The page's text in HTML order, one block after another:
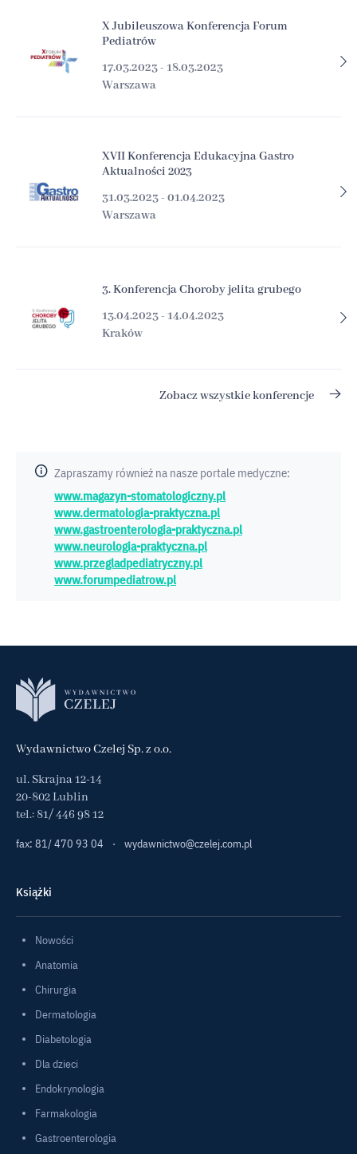
X Jubileuszowa Konferencja Forum
Pediatrów
17.03.2023 - 18.03.2023
Warszawa
XVII Konferencja Edukacyjna Gastro
Aktualności 2023
31.03.2023 - 01.04.2023
Warszawa
3. Konferencja Choroby jelita grubego
13.04.2023 - 14.04.2023
Kraków
Zobacz wszystkie konferencje
Zapraszamy również na nasze portale medyczne:
www.magazyn-stomatologiczny.pl
www.dermatologia-praktyczna.pl
www.gastroenterologia-praktyczna.pl
www.neurologia-praktyczna.pl
www.przegladpediatryczny.pl
www.forumpediatrow.pl
Wydawnictwo Czelej Sp. z o.o.
ul. Skrajna 12-14
20-802 Lublin
tel.: 81/ 446 98 12
fax: 81/ 470 93 04
· wydawnictwo@czelej.com.pl
Książki
Nowości
Anatomia
Chirurgia
Dermatologia
Diabetologia
Dla dzieci
Endokrynologia
Farmakologia
Gastroenterologia